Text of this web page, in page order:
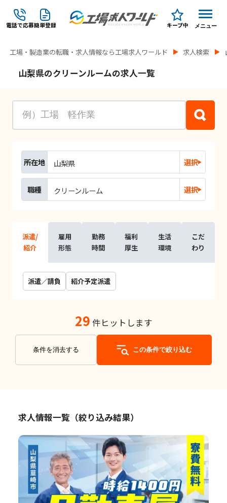
電話で応募簡単登録 キープ中 メニュー
工場・製造業の転職・求人情報なら工場求人ワールド 求人検索
山梨県のクリーンルームの求人一覧
所在地 山梨県 選択
職種 クリーンルーム 選択
派遣/
紹介
雇用
形態
勤務
時間
福利
厚生
生活
環境
こだ
わり
派遣／請負 紹介予定派遣
29 件ヒットします
条件を消去する この条件で絞り込む
求人情報一覧（絞り込み結果）